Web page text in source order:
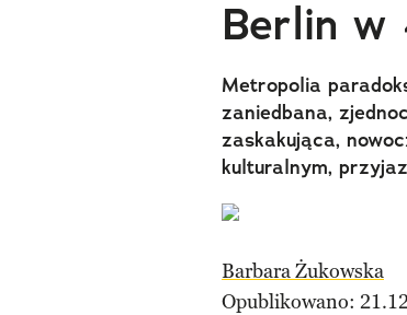
Berlin w
Metropolia
zaniedbana,
zaskakująca,
kulturalnym,
Barbara Żukowska
Opublikowano: